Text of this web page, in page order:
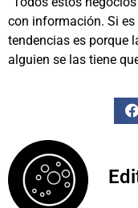
con información. Si es
tendencias es porque
alguien se las tiene